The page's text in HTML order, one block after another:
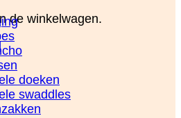
de winkelwagen.
doeken
swaddles